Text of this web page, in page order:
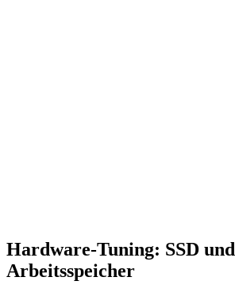
Hardware-Tuning: SSD und
Arbeitsspeicher